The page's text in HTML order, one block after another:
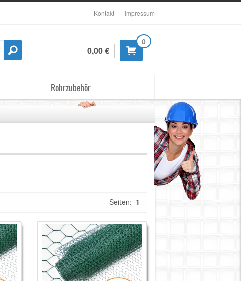
Kontakt Impressum
0
0,00 €
Rohrzubehör
Seiten: 1